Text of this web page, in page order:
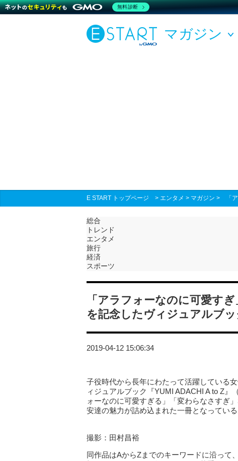
マガジン
E START トップページ > エンタメ > マガジン > 「
総合
トレンド
エンタメ
旅行
経済
スポーツ
「アラフォーなのに可愛す
を記念したヴィジュアルブ
2019-04-12 15:06:34
子役時代から長年にわたって活躍している
ィジュアルブック『YUMI ADACHI A to Z
ォーなのに可愛すぎる」「変わらなさすぎ
安達の魅力が詰め込まれた一冊となっている
撮影：田村昌裕
同作品はAからZまでのキーワードに沿って
無料診断